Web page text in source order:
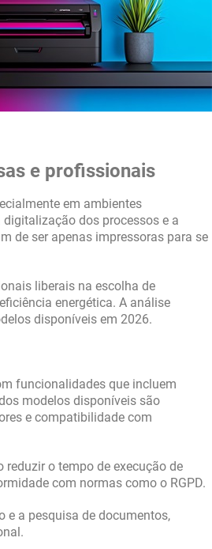
e profissionais
em ambientes
dos processos e a
de ser apenas impressoras para se
liberais na escolha de
energética. A análise
disponíveis em 2026.
funcionalidades que incluem
modelos disponíveis são
e compatibilidade com
o tempo de execução de
com normas como o RGPD.
e a pesquisa de documentos,